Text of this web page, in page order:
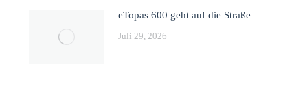
eTopas 600 geht auf die Straße
Juli 29, 2026